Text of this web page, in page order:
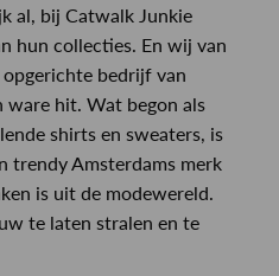
al, bij Catwalk Junkie
hun collecties. En wij van
bedrijf van
ware hit. Wat begon als
shirts en sweaters, is
trendy Amsterdams merk
is uit de modewereld.
te laten stralen en te